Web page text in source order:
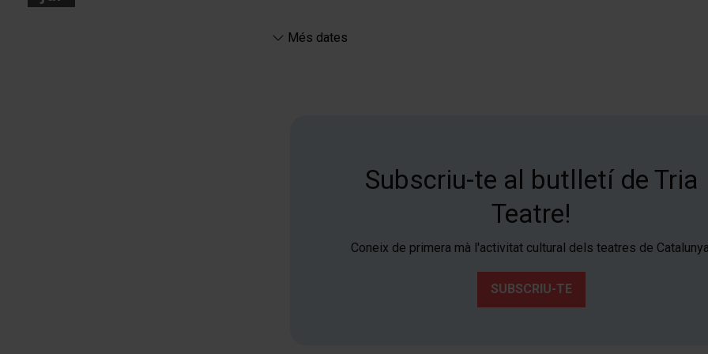
Més dates
Subscriu-te al butlletí de Tria
Teatre!
Coneix de primera mà l'activitat cultural dels teatres de
SUBSCRIU-TE